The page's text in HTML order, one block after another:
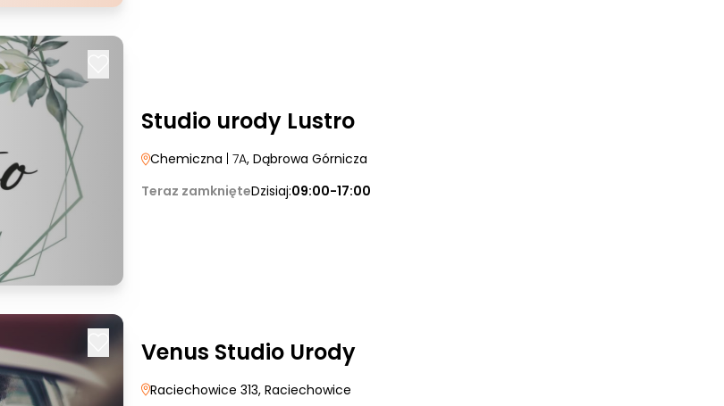
Studio urody Lustro
Chemiczna | 7A, Dąbrowa Górnicza
Teraz zamknięteDzisiaj:09:00-17:00
Venus Studio Urody
Raciechowice 313, Raciechowice